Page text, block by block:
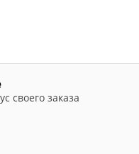
своего заказа